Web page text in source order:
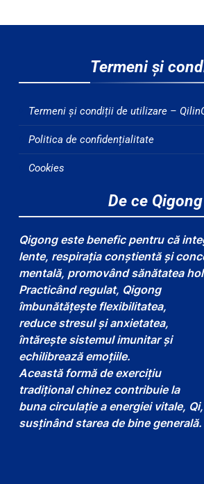
Termeni și
Termeni și condiții de utilizare –
Politica de confidențialitate
Cookies
De ce Qigong
Qigong este benefic pentru că
lente, respirația conștientă și
mentală, promovând sănătatea
Practicând regulat, Qigong
îmbunătățește flexibilitatea,
reduce stresul și anxietatea,
întărește sistemul imunitar și
echilibrează emoțiile.
Această formă de exercițiu
tradițional chinez contribuie la
buna circulație a energiei vitale,
susținând starea de bine generală.